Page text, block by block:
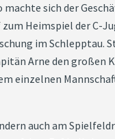
sich der
Heimspiel der C-
im Schlepptau.
Arne den großen
einzelnen
auch am